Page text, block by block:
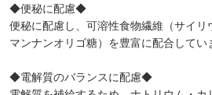
◆便秘に配慮◆
便秘に配慮し、可溶性食物繊維（サイリ
マンナンオリゴ糖）を豊富に配合してい
◆電解質のバランスに配慮◆